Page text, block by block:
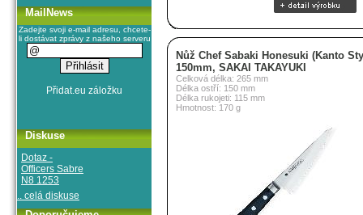
Nůž Chef Sabaki Honesuki (Kanto
150mm, SAKAI TAKAYUKI
Celková délka: 265 mm
Délka ostří: 150 mm
Délka rukojeti: 115 mm
Hmotnost: 170 g
MailNews
Zadejte svoji e-mail adresu, chcete-
li dostávat zprávy z našeho serveru
Diskuse
Dotaz -
Officers Sabre
N8 1253
.. celá diskuse